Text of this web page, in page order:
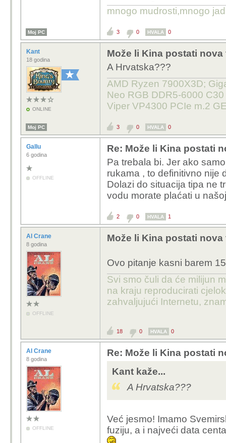
mnogo mudrosti,mnogo
Moj PC 3 0 HVALA 0
Kant
18 godina
ONLINE
Može li Kina postati
A Hrvatska???
AMD Ryzen 7900X3D;
Neo RGB DDR5-6000
Viper VP4300 PCIe m.2
Moj PC 3 0 HVALA 0
Gallu
6 godina
OFFLINE
Re: Može li Kina postati
Pa trebala bi. Jer ako
rukama , to definitivno nije
Dolazi do situacija tipa ne
vodu morate plaćati u
2 0 HVALA 1
Al Crane
8 godina
OFFLINE
Može li Kina postati
Ovo pitanje kasni barem
Svi smo čuli da će milijun
na kraju reproducirati
zahvaljujući Internetu,
18 0 HVALA 0
Al Crane
8 godina
OFFLINE
Re: Može li Kina postati
Kant kaže...
A Hrvatska???
Već jesmo! Imamo
fuziju, a i najveći data